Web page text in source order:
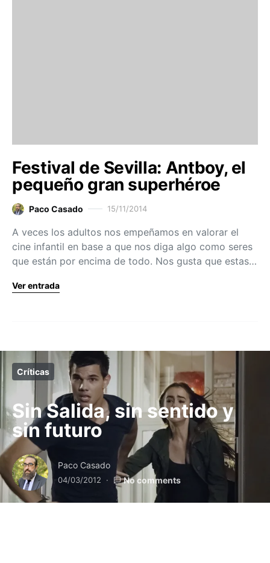
Festival de Sevilla: Antboy, el
pequeño gran superhéroe
Paco Casado 15/11/2014
A veces los adultos nos empeñamos en valorar el
cine infantil en base a que nos diga algo como seres
que están por encima de todo. Nos gusta que estas…
Ver entrada
Críticas
Sin Salida, sin sentido y
sin futuro
Paco Casado
04/03/2012 No comments